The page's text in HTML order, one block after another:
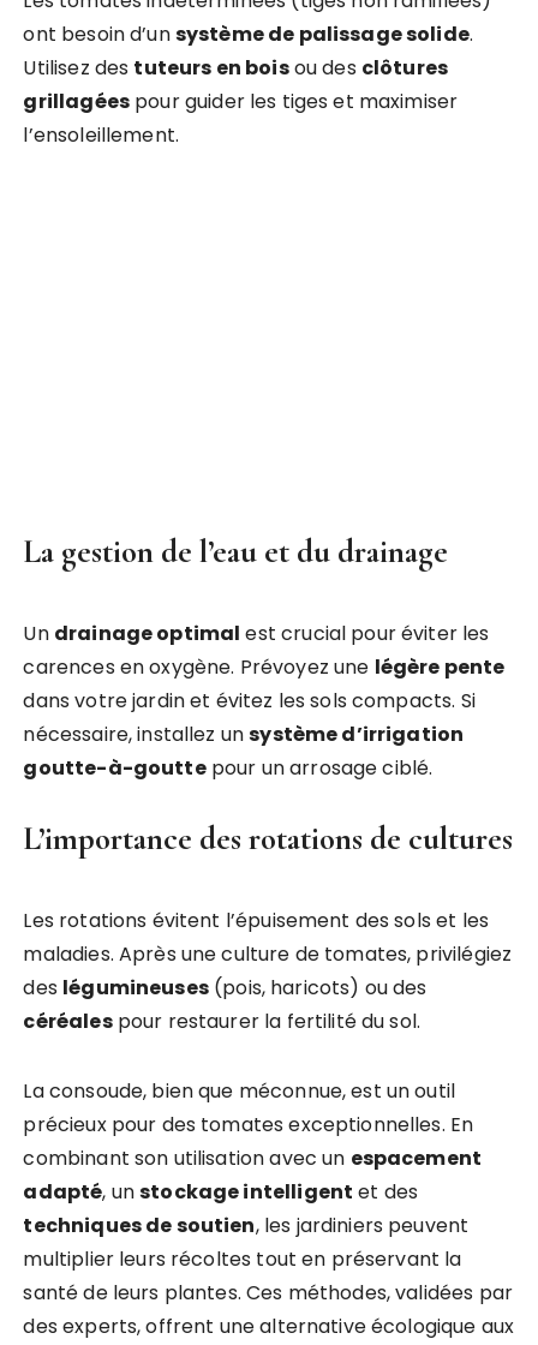
ont besoin d’unsystème de palissage solide.
Utilisez des tuteurs en boisou des clôtures
grillagées pour guider les tiges et maximiser
l’ensoleillement.
La gestion de l’eau et du drainage
Un drainage optimal est crucial pour éviter les
carences en oxygène. Prévoyez une légère pente
dans votre jardin et évitez les sols compacts. Si
nécessaire, installez unsystème d’irrigation
goutte-à-gouttepour un arrosage ciblé.
L’importance des rotations de cultures
Les rotations évitent l’épuisement des sols et les
maladies. Après une culture de tomates, privilégiez
des légumineuses(pois, haricots) ou des
céréalespour restaurer la fertilité du sol.
La consoude, bien que méconnue, est un outil
précieux pour des tomates exceptionnelles. En
combinant son utilisation avec un espacement
adapté, unstockage intelligent et des
techniques de soutien, les jardiniers peuvent
multiplier leurs récoltes tout en préservant la
santé de leurs plantes. Ces méthodes, validées par
des experts, offrent une alternative écologique aux